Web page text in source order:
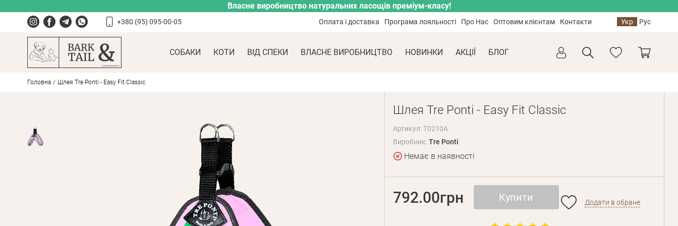
Власне виробництво натуральних ласощів преміум-класу!
+380 (95) 095-00-05 Оплата і доставка Програма лояльності Про Нас Оптовим клієнтам Контакти Укр Рус
СОБАКИ КОТИ ВІД СПЕКИ ВЛАСНЕ ВИРОБНИЦТВО НОВИНКИ АКЦІЇ БЛОГ
Головна Шлея Tre Ponti - Easy Fit Classic
Шлея Tre Ponti - Easy Fit Classic
Артикул: T0210A
Виробник:Tre Ponti
Немає в наявності
792.00грн Купити Додати в обране